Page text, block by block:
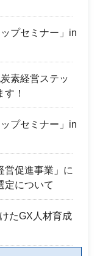
プセミナー」in
素経営ステッ
！
プセミナー」in
営促進事業」に
定について
たGX人材育成